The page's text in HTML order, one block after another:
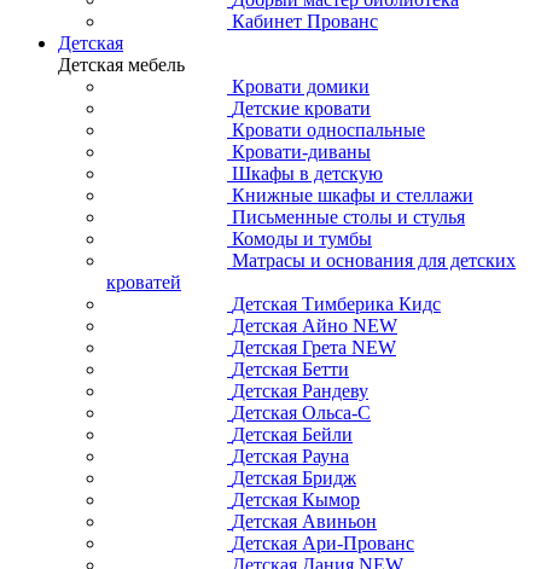
Кабинет Прованс
Детская
Детская мебель
Кровати домики
Детские кровати
Кровати односпальные
Кровати-диваны
Шкафы в детскую
Книжные шкафы и стеллажи
Письменные столы и стулья
Комоды и тумбы
Матрасы и основания для детских
кроватей
Детская Тимберика Кидс
Детская Айно NEW
Детская Грета NEW
Детская Бетти
Детская Рандеву
Детская Ольса-С
Детская Бейли
Детская Рауна
Детская Бридж
Детская Кымор
Детская Авиньон
Детская Ари-Прованс
Детская Дания NEW